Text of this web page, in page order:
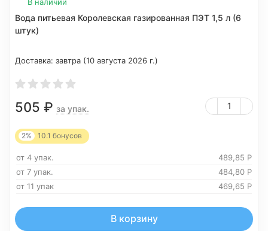
Вода питьевая Королевская газированная ПЭТ 1,5 л (6
штук)
Доставка: завтра (10 августа 2026 г.)
505 ₽ за упак.
2% 10.1 бонусов
от 4 упак. 489,85 Р
от 7 упак.
484,80 Р
от 11 упак
469,65 Р
В корзину